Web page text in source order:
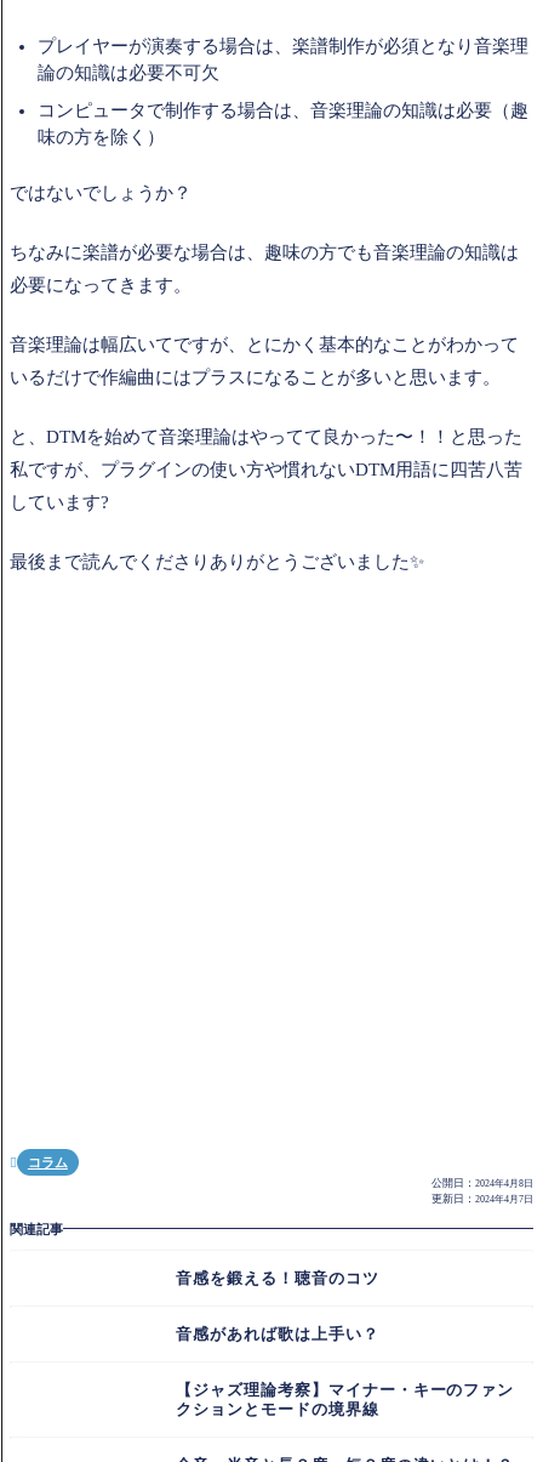
プレイヤーが演奏する場合は、楽譜制作が必須となり音楽理
論の知識は必要不可欠
コンピュータで制作する場合は、音楽理論の知識は必要（趣
味の方を除く）
ではないでしょうか？
ちなみに楽譜が必要な場合は、趣味の方でも音楽理論の知識は
必要になってきます。
音楽理論は幅広いてですが、とにかく基本的なことがわかって
いるだけで作編曲にはプラスになることが多いと思います。
と、DTMを始めて音楽理論はやってて良かった〜！！と思った
私ですが、プラグインの使い方や慣れないDTM用語に四苦八苦
しています?
最後まで読んでくださりありがとうございました✨
 コラム
公開日： 2024年4月8日
更新日： 2024年4月7日
関連記事
音感を鍛える！聴音のコツ
音感があれば歌は上手い？
【ジャズ理論考察】マイナー・キーのファン
クションとモードの境界線